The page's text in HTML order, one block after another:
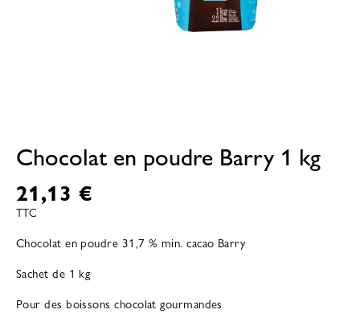
Chocolat en poudre Barry 1 kg
21,13 €
TTC
Chocolat en poudre 31,7 % min. cacao Barry
Sachet de 1 kg
Pour des boissons chocolat gourmandes